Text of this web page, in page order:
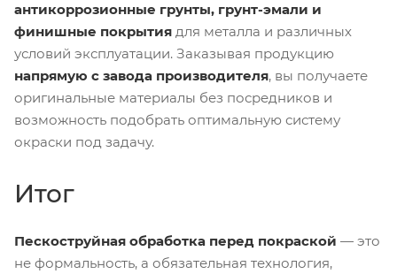
антикоррозионные грунты, грунт-эмали и
финишные покрытия для металла и различных
условий эксплуатации. Заказывая продукцию
напрямую с завода производителя, вы получаете
оригинальные материалы без посредников и
возможность подобрать оптимальную систему
окраски под задачу.
Итог
Пескоструйная обработка перед покраской — это
не формальность, а обязательная технология,